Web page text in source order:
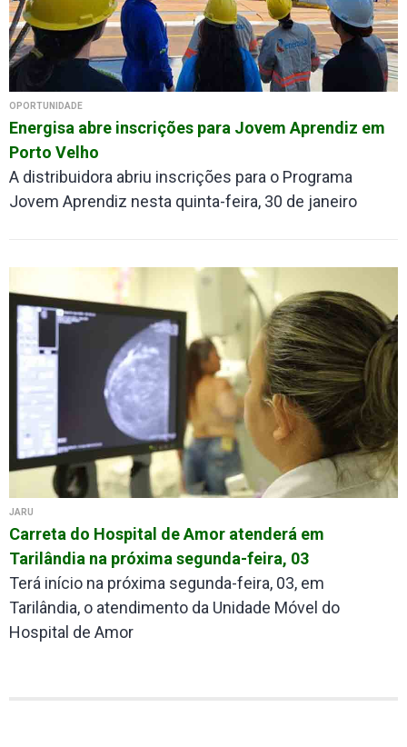
OPORTUNIDADE
Energisa abre inscrições para Jovem Aprendiz em
Porto Velho
A distribuidora abriu inscrições para o Programa
Jovem Aprendiz nesta quinta-feira, 30 de janeiro
JARU
Carreta do Hospital de Amor atenderá em
Tarilândia na próxima segunda-feira, 03
Terá início na próxima segunda-feira, 03, em
Tarilândia, o atendimento da Unidade Móvel do
Hospital de Amor